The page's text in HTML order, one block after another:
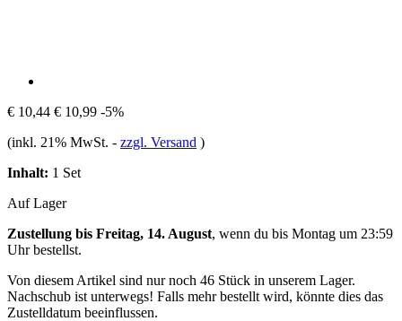
€ 10,44 € 10,99 -5%
(inkl. 21% MwSt. - zzgl. Versand )
Inhalt: 1 Set
Auf Lager
Zustellung bis Freitag, 14. August, wenn du bis Montag um 23:59
Uhrbestellst.
Von diesem Artikel sind nur noch 46 Stück in unserem Lager.
Nachschub ist unterwegs! Falls mehr bestellt wird, könnte dies das
Zustelldatum beeinflussen.